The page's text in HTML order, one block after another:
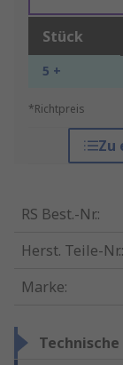
Stück
5 +
*Richtpreis
Zu
RS Best.-Nr.:
Herst. Teile-Nr.:
Marke: